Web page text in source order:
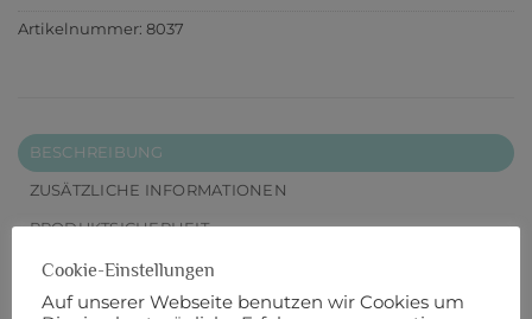
Artikelnummer: 8037
BESCHREIBUNG
ZUSÄTZLICHE INFORMATIONEN
PRODUKTSICHERHEIT
Dies ist eine Anleitung für einen süßen
Weihnachtsmann Tischläufer
Cookie-Einstellungen
Auf unserer Webseite benutzen wir Cookies um